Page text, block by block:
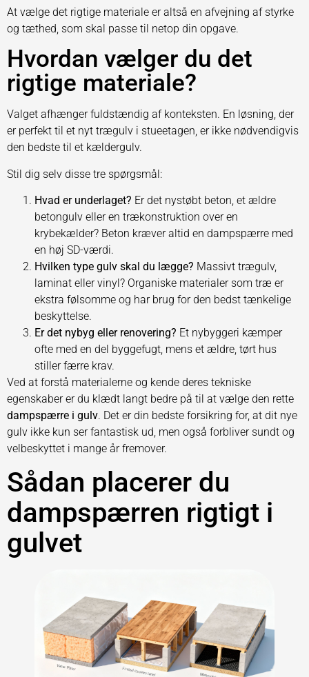
At vælge det rigtige materiale er altså en afvejning af styrke
og tæthed, som skal passe til netop din opgave.
Hvordan vælger du det
rigtige materiale?
Valget afhænger fuldstændig af konteksten. En løsning, der
er perfekt til et nyt trægulv i stueetagen, er ikke nødvendigvis
den bedste til et kældergulv.
Stil dig selv disse tre spørgsmål:
Hvad er underlaget? Er det nystøbt beton, et ældre
betongulv eller en trækonstruktion over en
krybekælder? Beton kræver altid en dampspærre med
en høj SD-værdi.
Hvilken type gulv skal du lægge? Massivt trægulv,
laminat eller vinyl? Organiske materialer som træ er
ekstra følsomme og har brug for den bedst tænkelige
beskyttelse.
Er det nybyg eller renovering? Et nybyggeri kæmper
ofte med en del byggefugt, mens et ældre, tørt hus
stiller færre krav.
Ved at forstå materialerne og kende deres tekniske
egenskaber er du klædt langt bedre på til at vælge den rette
dampspærre i gulv. Det er din bedste forsikring for, at dit nye
gulv ikke kun ser fantastisk ud, men også forbliver sundt og
velbeskyttet i mange år fremover.
Sådan placerer du
dampspærren rigtigt i
gulvet